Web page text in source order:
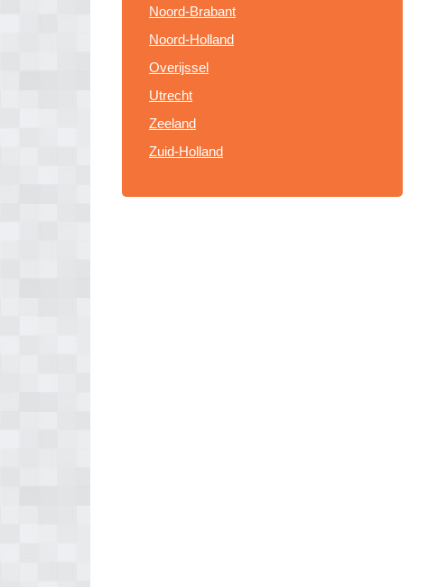
Noord-Brabant
Noord-Holland
Overijssel
Utrecht
Zeeland
Zuid-Holland